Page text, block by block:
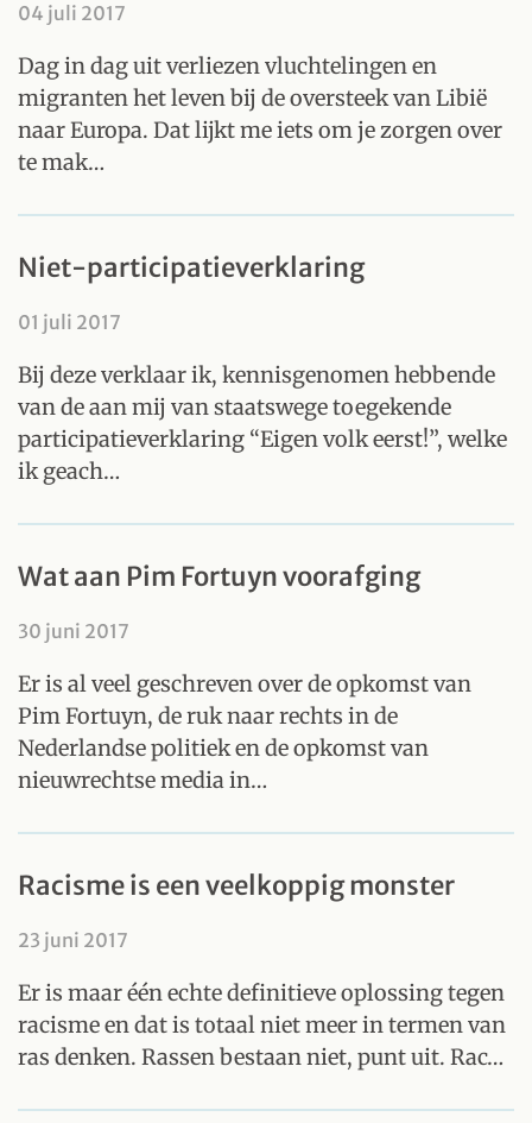
04 juli 2017
Dag in dag uit verliezen vluchtelingen en
migranten het leven bij de oversteek van Libië
naar Europa. Dat lijkt me iets om je zorgen over
te mak…
Niet-participatieverklaring
01 juli 2017
Bij deze verklaar ik, kennisgenomen hebbende
van de aan mij van staatswege toegekende
participatieverklaring “Eigen volk eerst!”, welke
ik geach…
Wat aan Pim Fortuyn voorafging
30 juni 2017
Er is al veel geschreven over de opkomst van
Pim Fortuyn, de ruk naar rechts in de
Nederlandse politiek en de opkomst van
nieuwrechtse media in…
Racisme is een veelkoppig monster
23 juni 2017
Er is maar één echte definitieve oplossing tegen
racisme en dat is totaal niet meer in termen van
ras denken. Rassen bestaan niet, punt uit. Rac…